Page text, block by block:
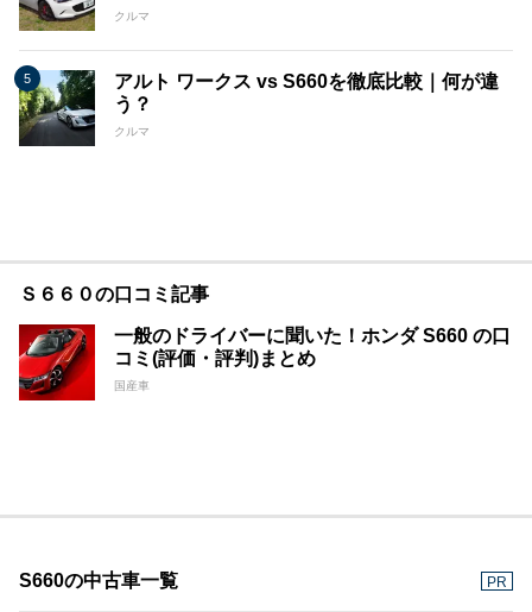
クルマ
アルト ワークス vs S660を徹底比較｜何が違
う？
クルマ
Ｓ６６０の口コミ記事
一般のドライバーに聞いた！ホンダ S660 の口
コミ(評価・評判)まとめ
国産車
S660の中古車一覧 PR